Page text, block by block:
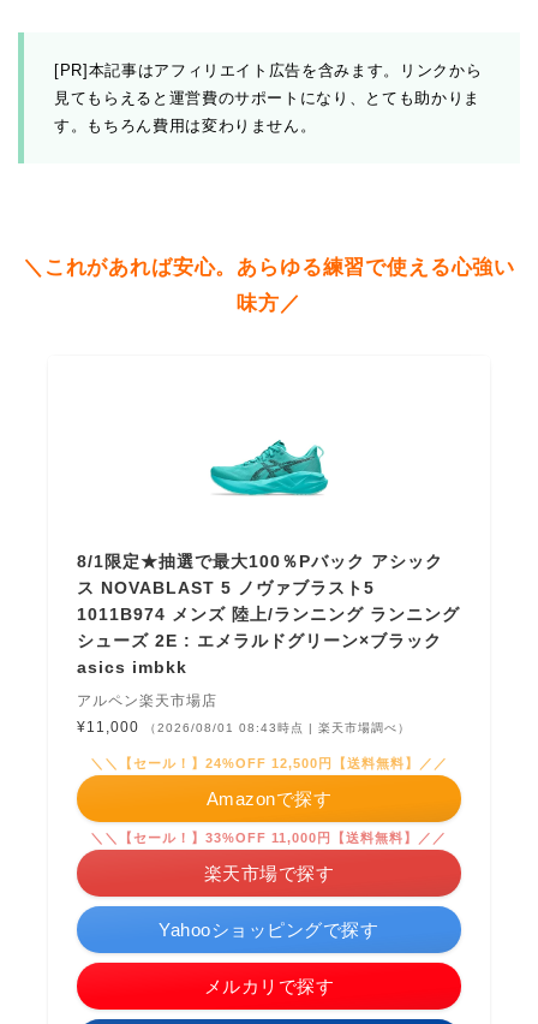
[PR]本記事はアフィリエイト広告を含みます。リンクから
見てもらえると運営費のサポートになり、とても助かりま
す。もちろん費用は変わりません。
＼これがあれば安心。あらゆる練習で使える心強い
味方／
8/1限定★抽選で最大100％Pバック アシック
ス NOVABLAST 5 ノヴァブラスト5
1011B974 メンズ 陸上/ランニング ランニング
シューズ 2E : エメラルドグリーン×ブラック
asics imbkk
アルペン楽天市場店
¥11,000
（2026/08/01 08:43時点 | 楽天市場調べ）
＼＼【セール！】24%OFF 12,500円【送料無料】／／
Amazonで探す
＼＼【セール！】33%OFF 11,000円【送料無料】／／
楽天市場で探す
Yahooショッピングで探す
メルカリで探す